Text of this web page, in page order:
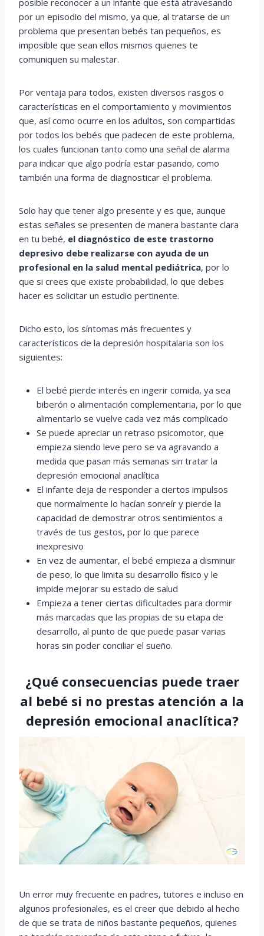
por un episodio del mismo, ya que, al tratarse de un
problema que presentan bebés tan pequeños, es
imposible que sean ellos mismos quienes te
comuniquen su malestar.
Por ventaja para todos, existen diversos rasgos o
características en el comportamiento y movimientos
que, así como ocurre en los adultos, son compartidas
por todos los bebés que padecen de este problema,
los cuales funcionan tanto como una señal de alarma
para indicar que algo podría estar pasando, como
también una forma de diagnosticar el problema.
Solo hay que tener algo presente y es que, aunque
estas señales se presenten de manera bastante clara
en tu bebé, el diagnóstico de este trastorno
depresivo debe realizarse con ayuda de un
profesional en la salud mental pediátrica, por lo
que si crees que existe probabilidad, lo que debes
hacer es solicitar un estudio pertinente.
Dicho esto, los síntomas más frecuentes y
característicos de la depresión hospitalaria son los
siguientes:
El bebé pierde interés en ingerir comida, ya sea
biberón o alimentación complementaria, por lo que
alimentarlo se vuelve cada vez más complicado
Se puede apreciar un retraso psicomotor, que
empieza siendo leve pero se va agravando a
medida que pasan más semanas sin tratar la
depresión emocional anaclítica
El infante deja de responder a ciertos impulsos
que normalmente lo hacían sonreír y pierde la
capacidad de demostrar otros sentimientos a
través de tus gestos, por lo que parece
inexpresivo
En vez de aumentar, el bebé empieza a disminuir
de peso, lo que limita su desarrollo físico y le
impide mejorar su estado de salud
Empieza a tener ciertas dificultades para dormir
más marcadas que las propias de su etapa de
desarrollo, al punto de que puede pasar varias
horas sin poder conciliar el sueño.
¿Qué consecuencias puede traer
al bebé si no prestas atención a la
depresión emocional anaclítica?
Un error muy frecuente en padres, tutores e incluso en
algunos profesionales, es el creer que debido al hecho
de que se trata de niños bastante pequeños, quienes